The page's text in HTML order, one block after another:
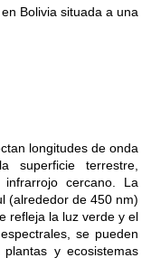
Bolivia situada a una
longitudes de onda
terrestre,
cercano. La
(alrededor de 450 nm)
refleja la luz verde y el
se pueden
y ecosistemas